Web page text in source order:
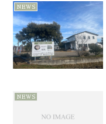
NEWS
NEWS